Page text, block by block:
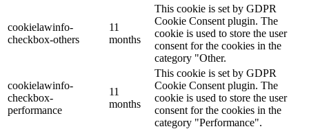
cookielawinfo-
checkbox-others
11
months
This cookie is set by GDPR
Cookie Consent plugin. The
cookie is used to store the user
consent for the cookies in the
category "Other.
cookielawinfo-
checkbox-
performance
11
months
This cookie is set by GDPR
Cookie Consent plugin. The
cookie is used to store the user
consent for the cookies in the
category "Performance".